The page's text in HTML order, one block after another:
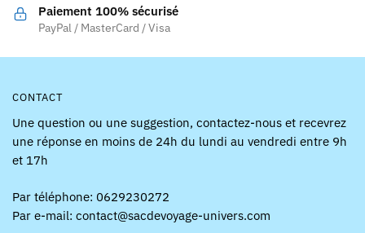
page
du
Paiement 100% sécurisé
PayPal / MasterCard / Visa
CONTACT
Une question ou une suggestion, contactez-nous et recevrez
une réponse en moins de 24h du lundi au vendredi entre 9h
et 17h
Par téléphone: 0629230272
Par e-mail: contact@sacdevoyage-univers.com